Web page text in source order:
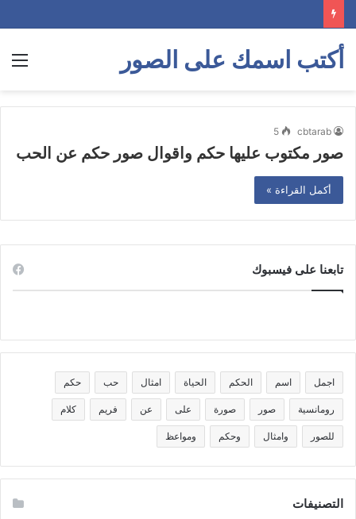
أكتب اسمك على الصور
cbtarab
5
صور مكتوب عليها حكم واقوال صور حكم عن الحب
أكمل القراءة »
تابعنا على فيسبوك
اجمل اسم الحكم الحياة امثال حب حكم
رومانسية صور صورة على عن فريم كلام
للصور وامثال وحكم ومواعظ
التصنيفات